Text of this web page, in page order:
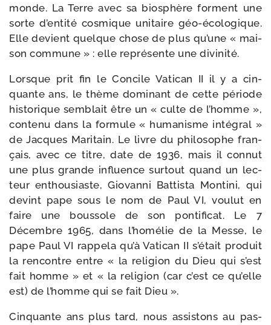
monde. La Terre avec sa bio­sphère forment une
sorte d’en­ti­té cos­mique uni­taire géo-​écologique.
Elle devient quelque chose de plus qu’une « mai­
son com­mune » : elle repré­sente une divinité.
Lorsque prit fin le Concile Vatican II il y a cin­
quante ans, le thème domi­nant de cette période
his­to­rique sem­blait être un « culte de l’homme »,
conte­nu dans la for­mule « huma­nisme inté­gral »
de Jacques Maritain. Le livre du phi­lo­sophe fran­
çais, avec ce titre, date de 1936, mais il connut
une plus grande influence sur­tout quand un lec­
teur enthou­siaste, Giovanni Battista Montini, qui
devint pape sous le nom de Paul VI, vou­lut en
faire une bous­sole de son pon­ti­fi­cat. Le 7
Décembre 1965, dans l’ho­mé­lie de la Messe, le
pape Paul VI rap­pe­la qu’à Vatican II s’é­tait pro­duit
la ren­contre entre « la reli­gion du Dieu qui s’est
fait homme » et « la reli­gion (car c’est ce qu’elle
est) de l’homme qui se fait Dieu ».
Cinquante ans plus tard, nous assis­tons au pas­